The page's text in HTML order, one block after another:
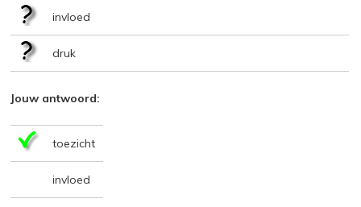
invloed
druk
Jouw antwoord:
toezicht
invloed